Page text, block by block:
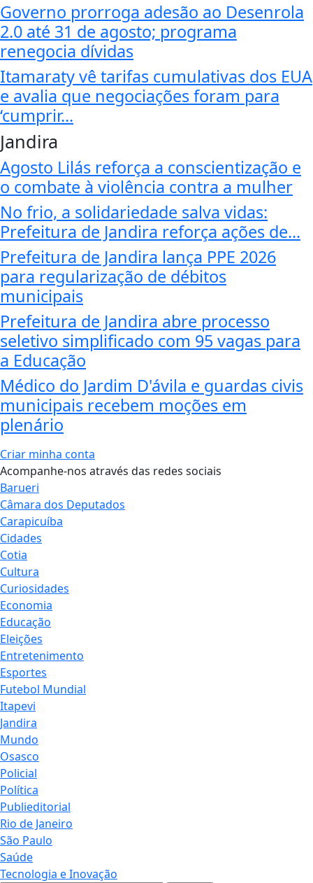
Governo prorroga adesão ao Desenrola
2.0 até 31 de agosto; programa
renegocia dívidas
Itamaraty vê tarifas cumulativas dos EUA
e avalia que negociações foram para
‘cumprir...
Jandira
Agosto Lilás reforça a conscientização e
o combate à violência contra a mulher
No frio, a solidariedade salva vidas:
Prefeitura de Jandira reforça ações de...
Prefeitura de Jandira lança PPE 2026
para regularização de débitos
municipais
Prefeitura de Jandira abre processo
seletivo simplificado com 95 vagas para
a Educação
Médico do Jardim D'ávila e guardas civis
municipais recebem moções em
plenário
Criar minha conta
Acompanhe-nos através das redes sociais
Barueri
Câmara dos Deputados
Carapicuíba
Cidades
Cotia
Cultura
Curiosidades
Economia
Educação
Eleições
Entretenimento
Esportes
Futebol Mundial
Itapevi
Jandira
Mundo
Osasco
Policial
Política
Publieditorial
Rio de Janeiro
São Paulo
Saúde
Tecnologia e Inovação